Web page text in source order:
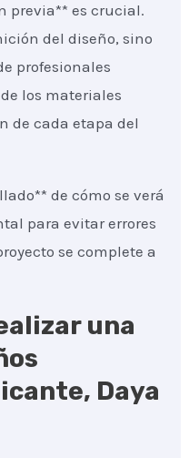
previa** es crucial.
del diseño, sino
profesionales
los materiales
de cada etapa del
de cómo se verá
para evitar errores
se complete a
una
Daya